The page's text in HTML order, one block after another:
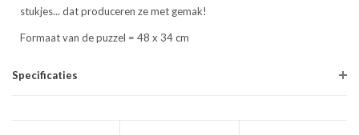
stukjes... dat produceren ze met gemak!
Formaat van de puzzel = 48 x 34 cm
Specificaties